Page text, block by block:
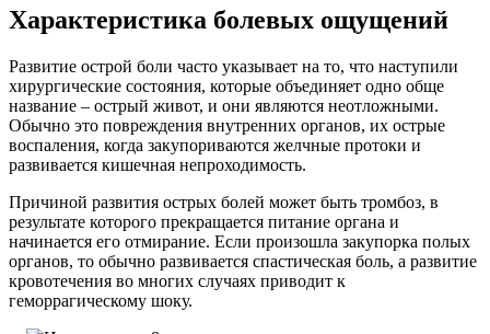
Характеристика болевых ощущений
Развитие острой боли часто указывает на то, что наступили
хирургические состояния, которые объединяет одно обще
название – острый живот, и они являются неотложными.
Обычно это повреждения внутренних органов, их острые
воспаления, когда закупориваются желчные протоки и
развивается кишечная непроходимость.
Причиной развития острых болей может быть тромбоз, в
результате которого прекращается питание органа и
начинается его отмирание. Если произошла закупорка полых
органов, то обычно развивается спастическая боль, а развитие
кровотечения во многих случаях приводит к
геморрагическому шоку.